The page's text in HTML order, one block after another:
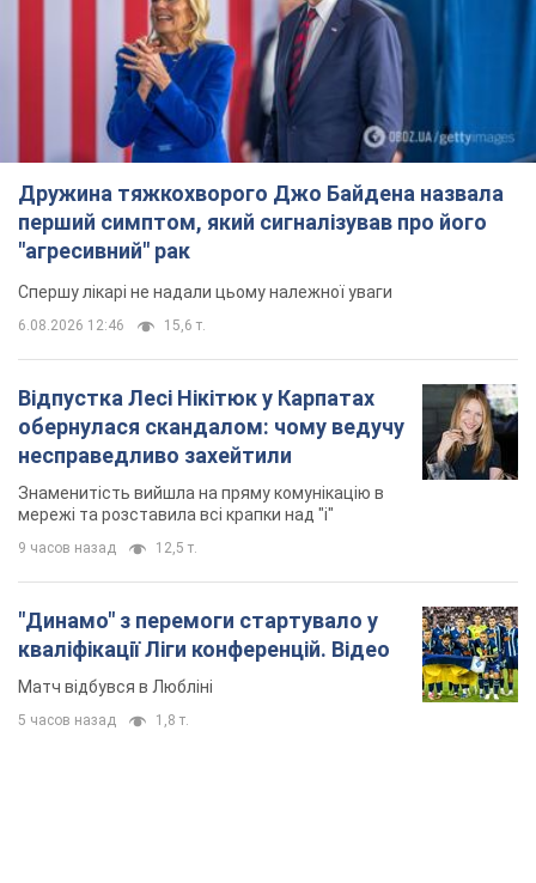
Дружина тяжкохворого Джо Байдена назвала
перший симптом, який сигналізував про його
"агресивний" рак
Спершу лікарі не надали цьому належної уваги
6.08.2026 12:46 15,6 т.
Відпустка Лесі Нікітюк у Карпатах
обернулася скандалом: чому ведучу
несправедливо захейтили
Знаменитість вийшла на пряму комунікацію в
мережі та розставила всі крапки над "і"
9 часов назад 12,5 т.
"Динамо" з перемоги стартувало у
кваліфікації Ліги конференцій. Відео
Матч відбувся в Любліні
5 часов назад 1,8 т.